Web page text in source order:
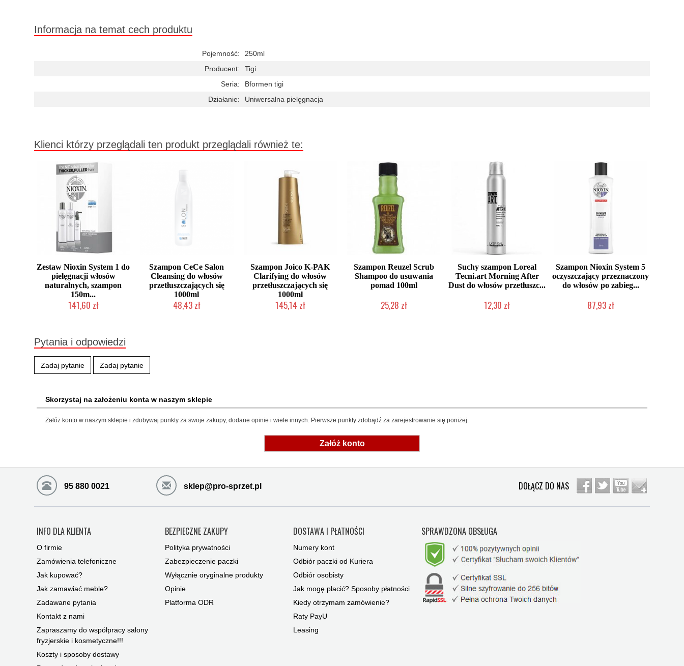
Informacja na temat cech produktu
Pojemność:
250ml
Producent:
Tigi
Seria:
Bformen tigi
Działanie:
Uniwersalna pielęgnacja
Klienci którzy przeglądali ten produkt przeglądali również te:
Zestaw Nioxin System 1 do
pielęgnacji włosów
naturalnych, szampon
150m...
141,60 zł
Szampon CeCe Salon
Cleansing do włosów
przetłuszczających się
1000ml
48,43 zł
Szampon Joico K-PAK
Clarifying do włosów
przetłuszczających się
1000ml
145,14 zł
Szampon Reuzel Scrub
Shampoo do usuwania
pomad 100ml
25,28 zł
Suchy szampon Loreal
Tecni.art Morning After
Dust do włosów przetłuszc...
12,30 zł
Szampon Nioxin System 5
oczyszczający przeznaczony
do włosów po zabieg...
87,93 zł
Pytania i odpowiedzi
Zadaj pytanie Zadaj pytanie
Skorzystaj na założeniu konta w naszym sklepie
Załóż konto w naszym sklepie i zdobywaj punkty za swoje zakupy, dodane opinie i wiele innych. Pierwsze punkty zdobądź za zarejestrowanie się poniżej:
Załóż konto
95 880 0021 sklep@pro-sprzet.pl DOŁĄCZ DO NAS
INFO DLA KLIENTA
O firmie
Zamówienia telefoniczne
Jak kupować?
Jak zamawiać meble?
Zadawane pytania
Kontakt z nami
Zapraszamy do współpracy salony
fryzjerskie i kosmetyczne!!!
Koszty i sposoby dostawy
BEZPIECZNE ZAKUPY
Polityka prywatności
Zabezpieczenie paczki
Wyłącznie oryginalne produkty
Opinie
Platforma ODR
DOSTAWA I PŁATNOŚCI
Numery kont
Odbiór paczki od Kuriera
Odbiór osobisty
Jak mogę płacić? Sposoby płatności
Kiedy otrzymam zamówienie?
Raty PayU
Leasing
SPRAWDZONA OBSŁUGA